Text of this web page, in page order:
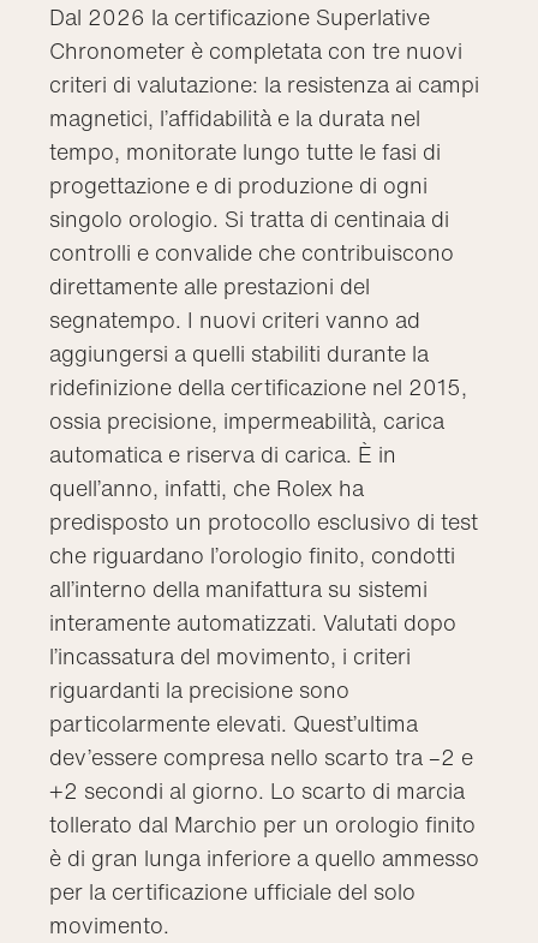
Dal 2026 la certificazione Superlative
Chronometer è completata con tre nuovi
criteri di valutazione: la resistenza ai campi
magnetici, l’affidabilità e la durata nel
tempo, monitorate lungo tutte le fasi di
progettazione e di produzione di ogni
singolo orologio. Si tratta di centinaia di
controlli e convalide che contribuiscono
direttamente alle prestazioni del
segnatempo. I nuovi criteri vanno ad
aggiungersi a quelli stabiliti durante la
ridefinizione della certificazione nel 2015,
ossia precisione, impermeabilità, carica
automatica e riserva di carica. È in
quell’anno, infatti, che Rolex ha
predisposto un protocollo esclusivo di test
che riguardano l’orologio finito, condotti
all’interno della manifattura su sistemi
interamente automatizzati. Valutati dopo
l’incassatura del movimento, i criteri
riguardanti la precisione sono
particolarmente elevati. Quest’ultima
dev’essere compresa nello scarto tra –2 e
+2 secondi al giorno. Lo scarto di marcia
tollerato dal Marchio per un orologio finito
è di gran lunga inferiore a quello ammesso
per la certificazione ufficiale del solo
movimento.